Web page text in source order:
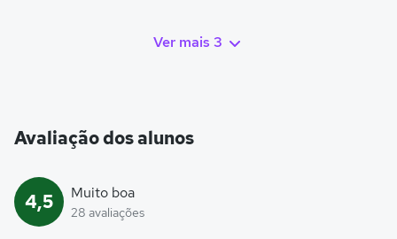
Ver mais 3
Avaliação dos alunos
4,5 Muito boa
28 avaliações